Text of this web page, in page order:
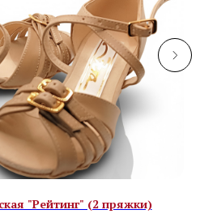
"Рейтинг" (2 пряжки)